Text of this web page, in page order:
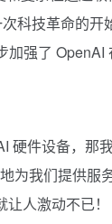
科技革命的开
强了 OpenAI
硬件设备，那
为我们提供服
人激动不已！